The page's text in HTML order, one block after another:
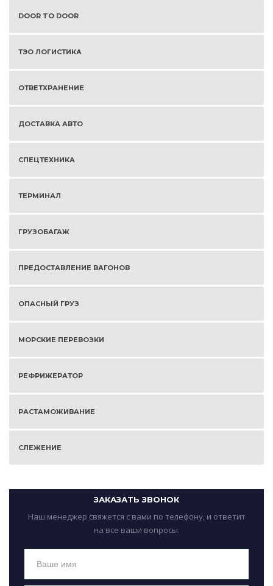
DOOR TO DOOR
ТЭО ЛОГИСТИКА
ОТВЕТХРАНЕНИЕ
ДОСТАВКА АВТО
СПЕЦТЕХНИКА
ТЕРМИНАЛ
ГРУЗОБАГАЖ
ПРЕДОСТАВЛЕНИЕ ВАГОНОВ
ОПАСНЫЙ ГРУЗ
МОРСКИЕ ПЕРЕВОЗКИ
РЕФРИЖЕРАТОР
РАСТАМОЖИВАНИЕ
СЛЕЖЕНИЕ
ЗАКАЗАТЬ ЗВОНОК
Наш менеджер свяжется с вами по телефону, и ответит
на все ваши вопросы.